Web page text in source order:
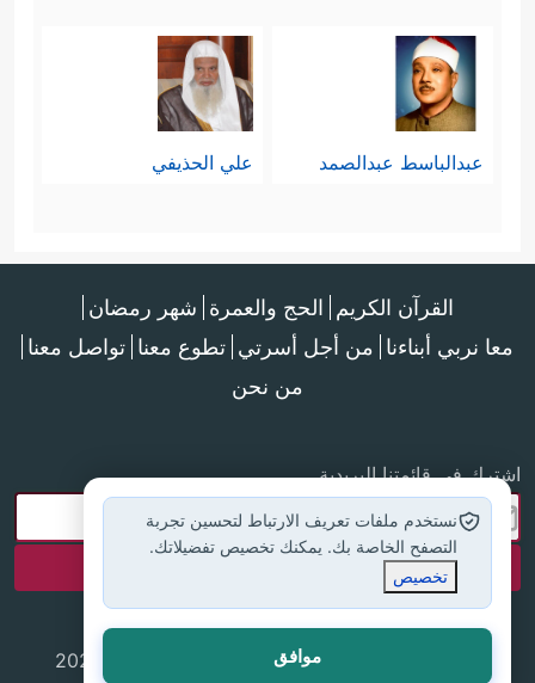
عبدالباسط عبدالصمد علي الحذيفي
القرآن الكريم الحج والعمرة شهر رمضان
معا نربي أبناءنا من أجل أسرتي تطوع معنا تواصل معنا
من نحن
اشترك في قائمتنا البريدية
جميع الحقوق محفوظة لموقع إسلام أون لاين © 2025
نستخدم ملفات تعريف الارتباط لتحسين تجربة
التصفح الخاصة بك. يمكنك تخصيص تفضيلاتك.
تخصيص
موافق